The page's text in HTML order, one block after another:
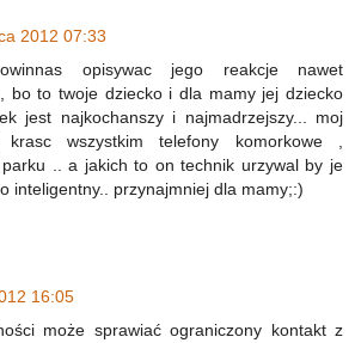
2012 07:33
opisywac jego reakcje nawet
bo to twoje dziecko i dla mamy jej dziecko
jest najkochanszy i najmadrzejszy... moj
krasc wszystkim telefony komorkowe ,
.. a jakich to on technik urzywal by je
inteligentny.. przynajmniej dla mamy;:)
16:05
może sprawiać ograniczony kontakt z